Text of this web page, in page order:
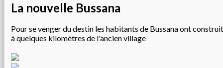
La nouvelle Bussana
Pour se venger du destin les habitants de Bussana ont
à quelques kilomètres de l'ancien village